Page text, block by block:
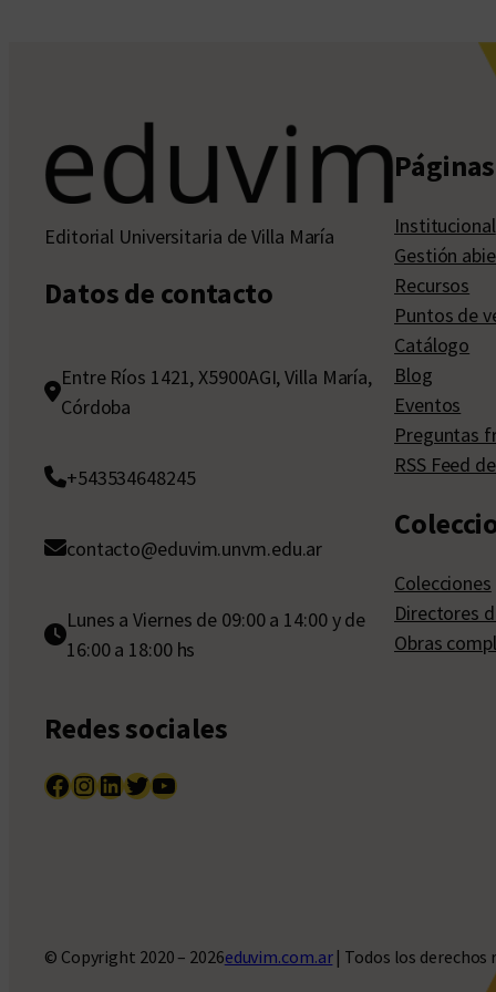
Editorial Universitaria de Villa María
Datos de contacto
Entre Ríos 1421, X5900AGI, Villa María,
Córdoba
+543534648245
contacto@eduvim.unvm.edu.ar
Lunes a Viernes de 09:00 a 14:00 y de
16:00 a 18:00 hs
Redes sociales
Facebook InstagramLinkedIn Twitter YouTube
Institucional
Gestión
Recursos
Puntos de
Catálogo
Blog
Eventos
Preguntas
RSS Feed
Colecciones
Directores
Obras
© Copyright 2020 – 2026eduvim.com.ar| Todos los derechos